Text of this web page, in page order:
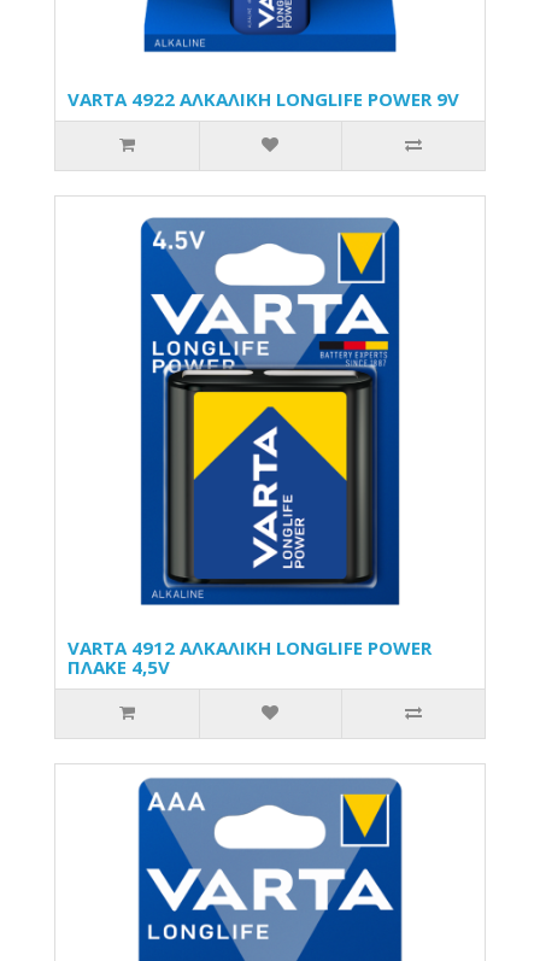
VARTA 4922 AΛΚΑΛΙΚΗ LONGLIFE POWER 9V
VARTA 4912 AΛΚΑΛΙΚΗ LONGLIFE POWER
ΠΛΑΚΕ 4,5V